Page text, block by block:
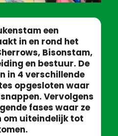
een
in en rond het
Bisonstam,
en bestuur. De
in 4 verschillende
opgesloten waar
Vervolgens
fases waar ze
om uiteindelijk tot